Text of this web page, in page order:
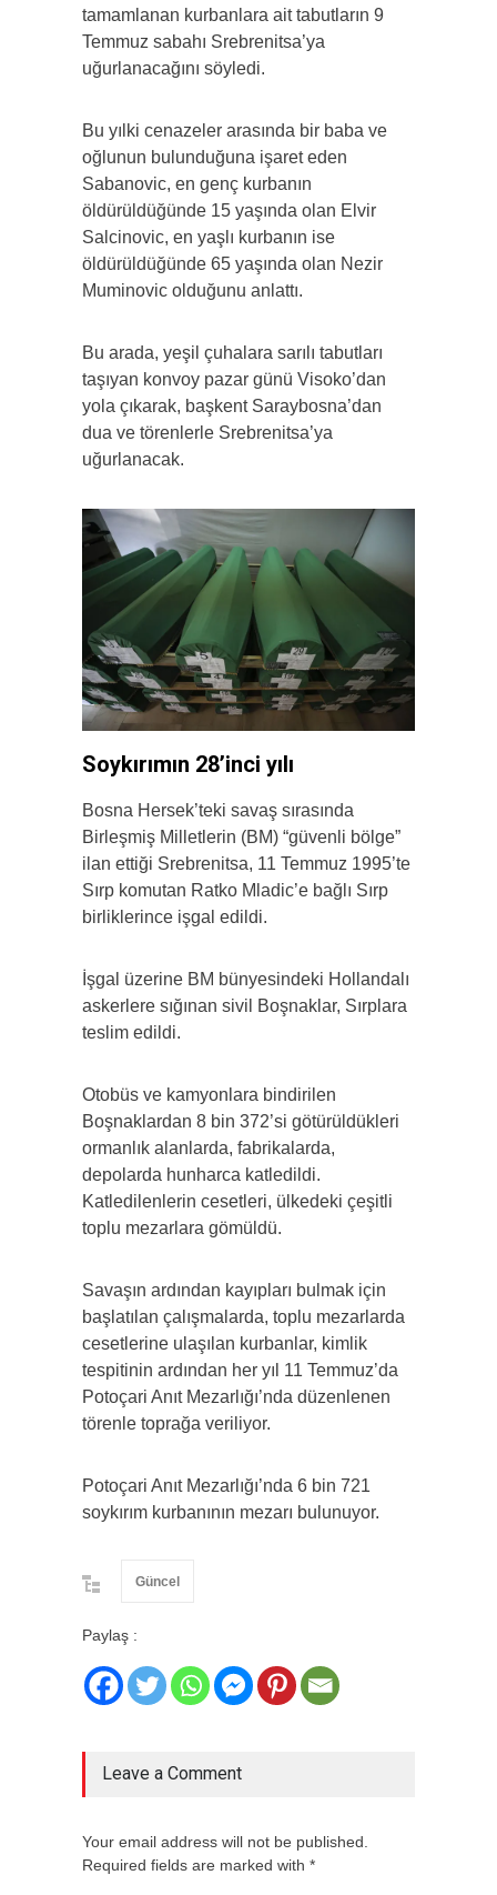
tamamlanan kurbanlara ait tabutların 9
Temmuz sabahı Srebrenitsa’ya
uğurlanacağını söyledi.
Bu yılki cenazeler arasında bir baba ve
oğlunun bulunduğuna işaret eden
Sabanovic, en genç kurbanın
öldürüldüğünde 15 yaşında olan Elvir
Salcinovic, en yaşlı kurbanın ise
öldürüldüğünde 65 yaşında olan Nezir
Muminovic olduğunu anlattı.
Bu arada, yeşil çuhalara sarılı tabutları
taşıyan konvoy pazar günü Visoko’dan
yola çıkarak, başkent Saraybosna’dan
dua ve törenlerle Srebrenitsa’ya
uğurlanacak.
Soykırımın 28’inci yılı
Bosna Hersek’teki savaş sırasında
Birleşmiş Milletlerin (BM) “güvenli bölge”
ilan ettiği Srebrenitsa, 11 Temmuz 1995’te
Sırp komutan Ratko Mladic’e bağlı Sırp
birliklerince işgal edildi.
İşgal üzerine BM bünyesindeki Hollandalı
askerlere sığınan sivil Boşnaklar, Sırplara
teslim edildi.
Otobüs ve kamyonlara bindirilen
Boşnaklardan 8 bin 372’si götürüldükleri
ormanlık alanlarda, fabrikalarda,
depolarda hunharca katledildi.
Katledilenlerin cesetleri, ülkedeki çeşitli
toplu mezarlara gömüldü.
Savaşın ardından kayıpları bulmak için
başlatılan çalışmalarda, toplu mezarlarda
cesetlerine ulaşılan kurbanlar, kimlik
tespitinin ardından her yıl 11 Temmuz’da
Potoçari Anıt Mezarlığı’nda düzenlenen
törenle toprağa veriliyor.
Potoçari Anıt Mezarlığı’nda 6 bin 721
soykırım kurbanının mezarı bulunuyor.
Güncel
Paylaş :
Leave a Comment
Your email address will not be published.
Required fields are marked with *